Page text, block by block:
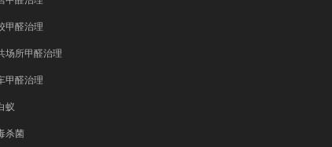
甲醛治理
场所甲醛治理
甲醛治理
蚁
杀菌